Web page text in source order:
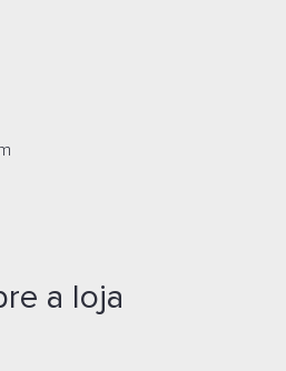
Orçamento por
a loja